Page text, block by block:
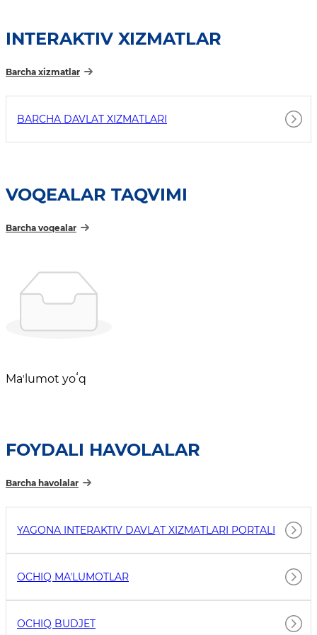
INTERAKTIV XIZMATLAR
Barcha xizmatlar
BARCHA DAVLAT XIZMATLARI
VOQEALAR TAQVIMI
Barcha voqealar
Maʼlumot yoʻq
FOYDALI HAVOLALAR
Barcha havolalar
YAGONA INTERAKTIV DAVLAT XIZMATLARI PORTALI
OCHIQ MAʼLUMOTLAR
OCHIQ BUDJET